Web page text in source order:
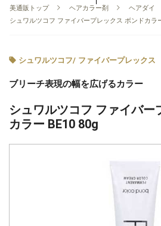
美通販トップ ヘアカラー剤 ヘアダイ
シュワルツコフ ファイバープレックス ボンドカラ
シュワルツコフ/ ファイバープレックス
ブリーチ表現の幅を広げるカラー
シュワルツコフ ファイバー
カラー BE10 80g